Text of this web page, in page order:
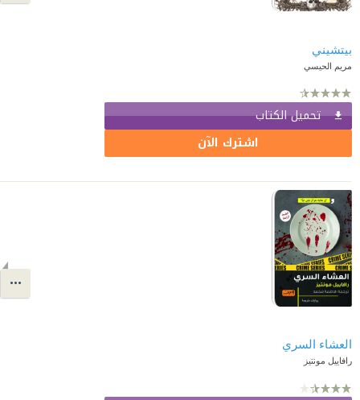
بيتشيني
مريم الحيسي
تحميل الكتاب
اشترك الآن
العشاء السري
رافاييل مونتيز